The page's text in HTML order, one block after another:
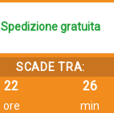
Spedizione gratuita
SCADE TRA:
22
ore
26
min